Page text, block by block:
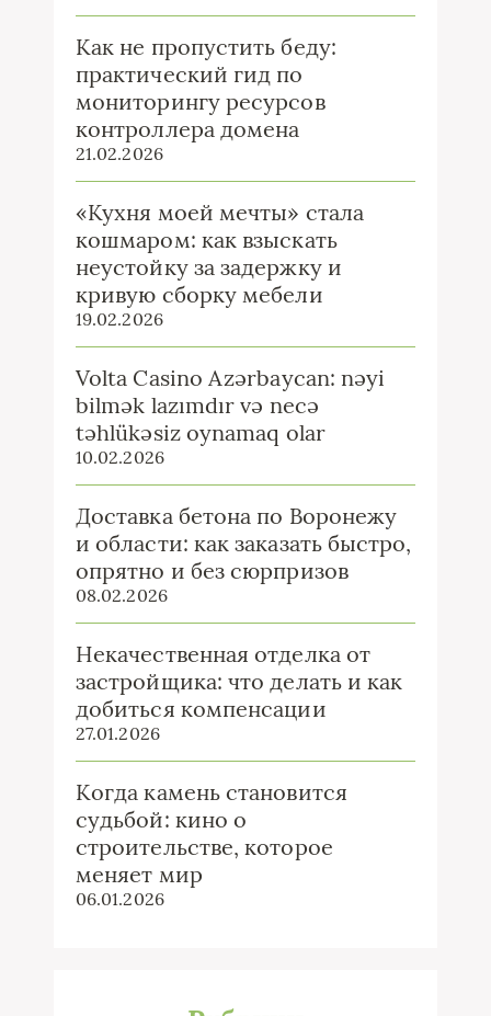
Как не пропустить беду:
практический гид по
мониторингу ресурсов
контроллера домена
21.02.2026
«Кухня моей мечты» стала
кошмаром: как взыскать
неустойку за задержку и
кривую сборку мебели
19.02.2026
Volta Casino Azərbaycan: nəyi
bilmək lazımdır və necə
təhlükəsiz oynamaq olar
10.02.2026
Доставка бетона по Воронежу
и области: как заказать быстро,
опрятно и без сюрпризов
08.02.2026
Некачественная отделка от
застройщика: что делать и как
добиться компенсации
27.01.2026
Когда камень становится
судьбой: кино о
строительстве, которое
меняет мир
06.01.2026